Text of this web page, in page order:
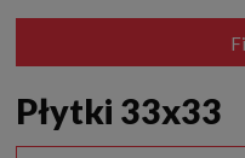
Płytki 33x33